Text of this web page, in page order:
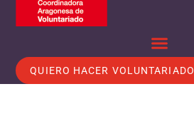
QUIERO HACER VOLUNTARIADO